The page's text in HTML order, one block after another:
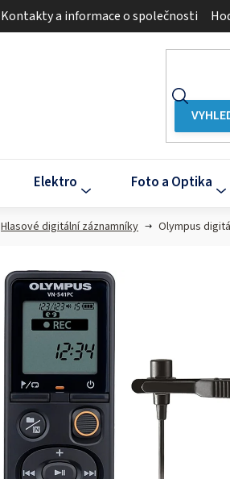
Kontakty a informace o společnosti
Elektro Foto a Optika
Hlasové digitální záznamníky Olympus